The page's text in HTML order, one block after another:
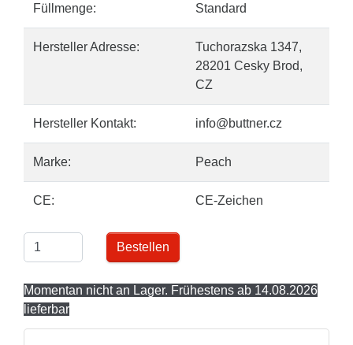
Füllmenge: Standard
Hersteller Adresse:
Tuchorazska 1347,
28201 Cesky Brod,
CZ
Hersteller Kontakt: info@buttner.cz
Marke: Peach
CE: CE-Zeichen
Bestellen
Momentan nicht an Lager. Frühestens ab 14.08.2026
lieferbar